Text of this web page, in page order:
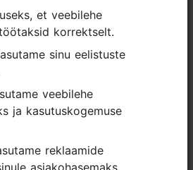
korrektselt.
ja kasutuskogemuse
asjakohasemaks.
korrektselt.
ja kasutuskogemuse
asjakohasemaks.